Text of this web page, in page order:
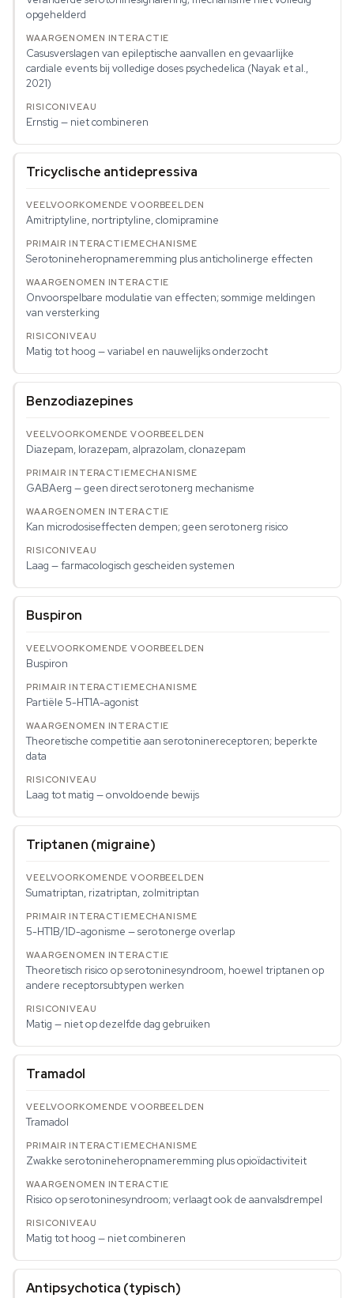
opgehelderd
Casusverslagen van epileptische aanvallen en gevaarlijke
cardiale events bij volledige doses psychedelica (Nayak et al.,
2021)
Ernstig — niet combineren
Tricyclische antidepressiva
Amitriptyline, nortriptyline, clomipramine
Serotonineheropnameremming plus anticholinerge effecten
Onvoorspelbare modulatie van effecten; sommige meldingen
van versterking
Matig tot hoog — variabel en nauwelijks onderzocht
Benzodiazepines
Diazepam, lorazepam, alprazolam, clonazepam
GABAerg — geen direct serotonerg mechanisme
Kan microdosiseffecten dempen; geen serotonerg risico
Laag — farmacologisch gescheiden systemen
Buspiron
Buspiron
Partiële 5-HT1A-agonist
Theoretische competitie aan serotoninereceptoren; beperkte
data
Laag tot matig — onvoldoende bewijs
Triptanen (migraine)
Sumatriptan, rizatriptan, zolmitriptan
5-HT1B/1D-agonisme — serotonerge overlap
Theoretisch risico op serotoninesyndroom, hoewel triptanen op
andere receptorsubtypen werken
Matig — niet op dezelfde dag gebruiken
Tramadol
Tramadol
Zwakke serotonineheropnameremming plus opioïdactiviteit
Risico op serotoninesyndroom; verlaagt ook de aanvalsdrempel
Matig tot hoog — niet combineren
Antipsychotica (typisch)